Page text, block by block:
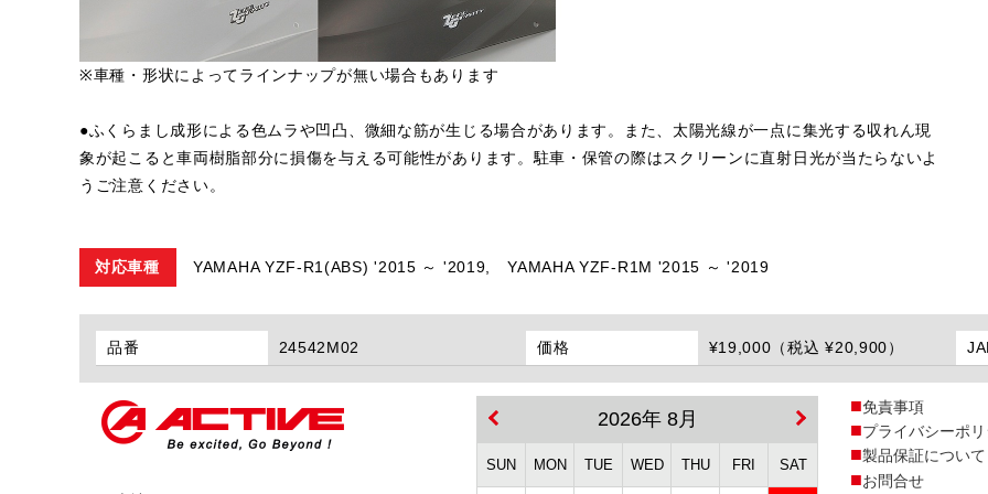
※車種・形状によってラインナップが無い場合もあります
●ふくらまし成形による色ムラや凹凸、微細な筋が生じる場合があります。また、太陽光線が一点に集光する収れん現
象が起こると車両樹脂部分に損傷を与える可能性があります。駐車・保管の際はスクリーンに直射日光が当たらないよ
うご注意ください。
対応車種 YAMAHA YZF-R1(ABS) '2015 ～ '2019, YAMAHA YZF-R1M '2015 ～ '2019
品番 24542M02 価格 ¥19,000（税込 ¥20,900）
2026年 8月
SUN MON TUE WED THU FRI SAT
免責事項
プライバシーポ
製品保証について
お問合せ